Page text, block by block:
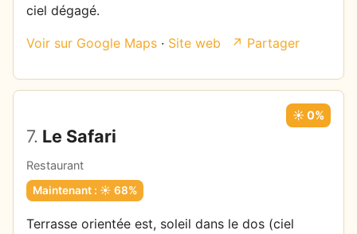
ciel dégagé.
Voir sur Google Maps · Site web ↗ Partager
7. Le Safari
Restaurant
☀️ 0%
Maintenant : ☀️ 68%
Terrasse orientée est, soleil dans le dos (ciel